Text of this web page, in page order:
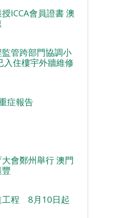
ICCA會員證書 澳
管跨部門協調小
入住樓宇外牆維修
症報告
會鄭州舉行 澳門
工程 8月10日起